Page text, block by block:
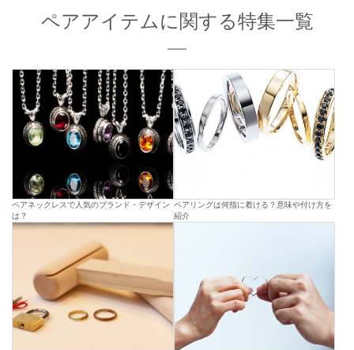
ペアアイテムに関する特集一覧
ペアネックレスで人気のブランド・デザイン
は？
ペアリングは何指に着ける？意味や付け方を
紹介